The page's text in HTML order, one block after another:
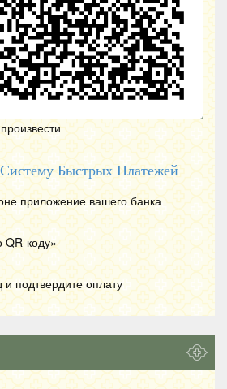
Быстрых Платежей
приложение вашего банка
QR-коду»
и подтвердите оплату